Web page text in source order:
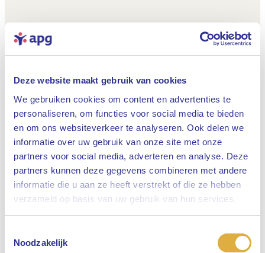
Deze website maakt gebruik van cookies
We gebruiken cookies om content en advertenties te
personaliseren, om functies voor social media te bieden
en om ons websiteverkeer te analyseren. Ook delen we
informatie over uw gebruik van onze site met onze
partners voor social media, adverteren en analyse. Deze
partners kunnen deze gegevens combineren met andere
informatie die u aan ze heeft verstrekt of die ze hebben
verzameld op basis van uw gebruik van hun services.
Noodzakelijk
Sluiten